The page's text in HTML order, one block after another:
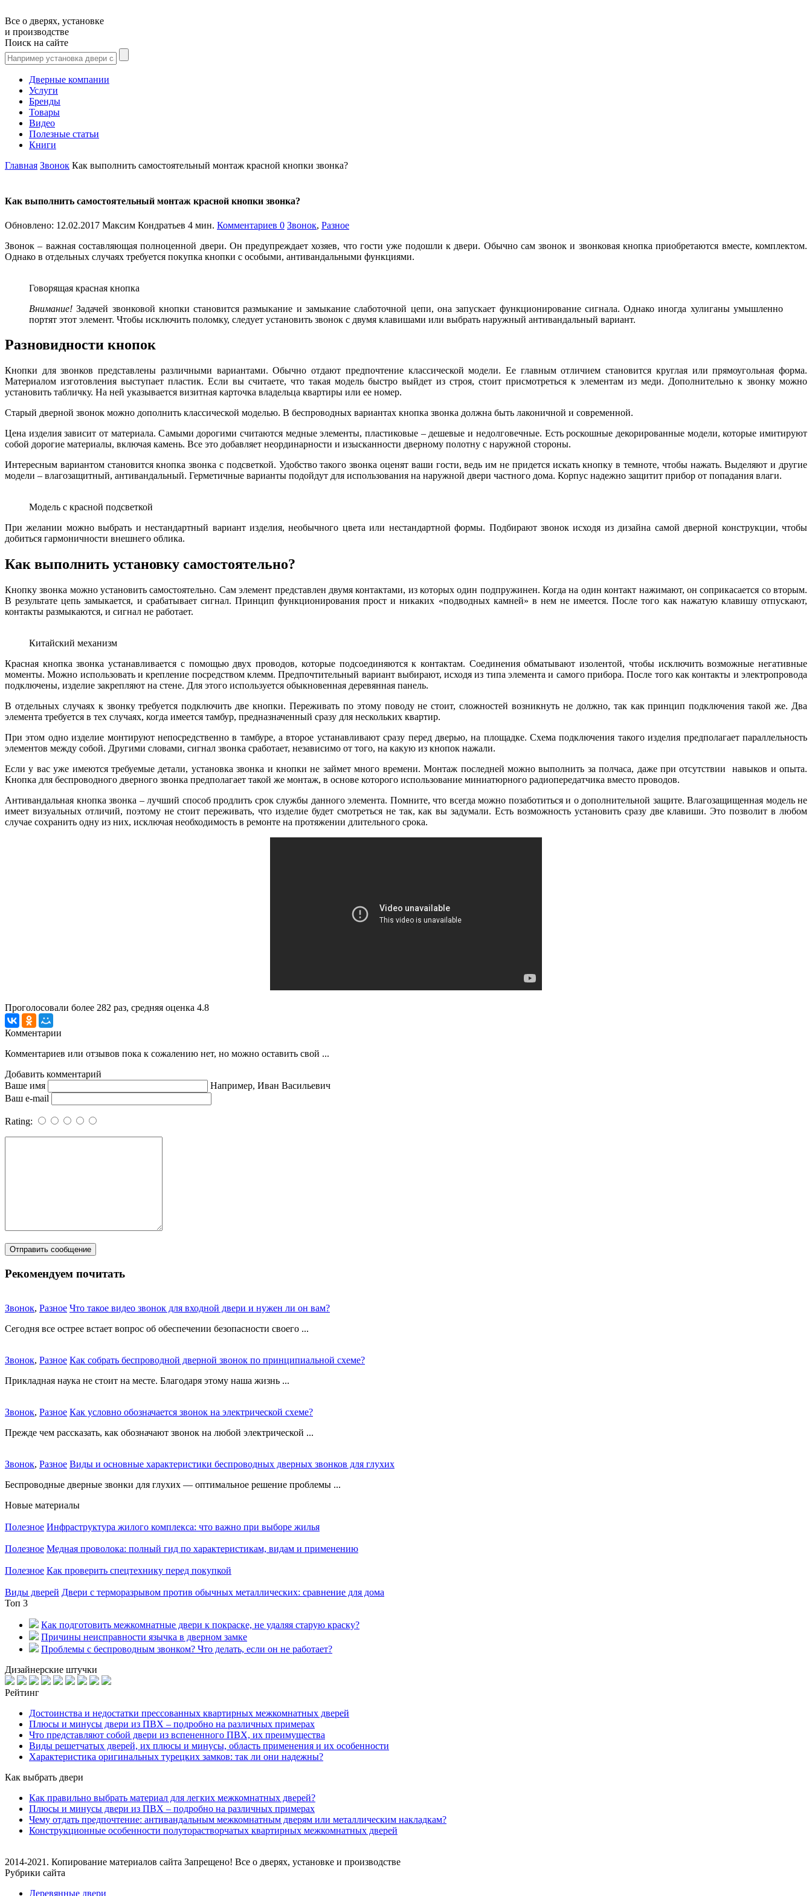
Все о дверях, установке
и производстве
Поиск на сайте
Дверные компании
Услуги
Бренды
Товары
Видео
Полезные статьи
Книги
Главная Звонок Как выполнить самостоятельный монтаж красной кнопки звонка?
Как выполнить самостоятельный монтаж красной кнопки звонка?
Обновлено: 12.02.2017 Максим Кондратьев 4 мин. Комментариев 0 Звонок, Разное
Звонок – важная составляющая полноценной двери. Он предупреждает хозяев, что гости уже подошли к двери. Обычно сам звонок и звонковая кнопка приобретаются вместе, комплектом.
Однако в отдельных случаях требуется покупка кнопки с особыми, антивандальными функциями.
Говорящая красная кнопка
Внимание!Задачей звонковой кнопки становится размыкание и замыкание слаботочной цепи, она запускает функционирование сигнала. Однако иногда хулиганы умышленно
портят этот элемент. Чтобы исключить поломку, следует установить звонок с двумя клавишами или выбрать наружный антивандальный вариант.
Разновидности кнопок
Кнопки для звонков представлены различными вариантами. Обычно отдают предпочтение классической модели. Ее главным отличием становится круглая или прямоугольная форма.
Материалом изготовления выступает пластик. Если вы считаете, что такая модель быстро выйдет из строя, стоит присмотреться к элементам из меди. Дополнительно к звонку можно
установить табличку. На ней указывается визитная карточка владельца квартиры или ее номер.
Старый дверной звонок можно дополнить классической моделью. В беспроводных вариантах кнопка звонка должна быть лаконичной и современной.
Цена изделия зависит от материала. Самыми дорогими считаются медные элементы, пластиковые – дешевые и недолговечные. Есть роскошные декорированные модели, которые имитируют
собой дорогие материалы, включая камень. Все это добавляет неординарности и изысканности дверному полотну с наружной стороны.
Интересным вариантом становится кнопка звонка с подсветкой. Удобство такого звонка оценят ваши гости, ведь им не придется искать кнопку в темноте, чтобы нажать. Выделяют и другие
модели – влагозащитный, антивандальный. Герметичные варианты подойдут для использования на наружной двери частного дома. Корпус надежно защитит прибор от попадания влаги.
Модель с красной подсветкой
При желании можно выбрать и нестандартный вариант изделия, необычного цвета или нестандартной формы. Подбирают звонок исходя из дизайна самой дверной конструкции, чтобы
добиться гармоничности внешнего облика.
Как выполнить установку самостоятельно?
Кнопку звонка можно установить самостоятельно. Сам элемент представлен двумя контактами, из которых один подпружинен. Когда на один контакт нажимают, он соприкасается со вторым.
В результате цепь замыкается, и срабатывает сигнал. Принцип функционирования прост и никаких «подводных камней» в нем не имеется. После того как нажатую клавишу отпускают,
контакты размыкаются, и сигнал не работает.
Китайский механизм
Красная кнопка звонка устанавливается с помощью двух проводов, которые подсоединяются к контактам. Соединения обматывают изолентой, чтобы исключить возможные негативные
моменты. Можно использовать и крепление посредством клемм. Предпочтительный вариант выбирают, исходя из типа элемента и самого прибора. После того как контакты и электропровода
подключены, изделие закрепляют на стене. Для этого используется обыкновенная деревянная панель.
В отдельных случаях к звонку требуется подключить две кнопки. Переживать по этому поводу не стоит, сложностей возникнуть не должно, так как принцип подключения такой же. Два
элемента требуется в тех случаях, когда имеется тамбур, предназначенный сразу для нескольких квартир.
При этом одно изделие монтируют непосредственно в тамбуре, а второе устанавливают сразу перед дверью, на площадке. Схема подключения такого изделия предполагает параллельность
элементов между собой. Другими словами, сигнал звонка сработает, независимо от того, на какую из кнопок нажали.
Если у вас уже имеются требуемые детали, установка звонка и кнопки не займет много времени. Монтаж последней можно выполнить за полчаса, даже при отсутствии навыков и опыта.
Кнопка для беспроводного дверного звонка предполагает такой же монтаж, в основе которого использование миниатюрного радиопередатчика вместо проводов.
Антивандальная кнопка звонка – лучший способ продлить срок службы данного элемента. Помните, что всегда можно позаботиться и о дополнительной защите. Влагозащищенная модель не
имеет визуальных отличий, поэтому не стоит переживать, что изделие будет смотреться не так, как вы задумали. Есть возможность установить сразу две клавиши. Это позволит в любом
случае сохранить одну из них, исключая необходимость в ремонте на протяжении длительного срока.
Проголосовали более 282 раз, средняя оценка 4.8
Комментарии
Комментариев или отзывов пока к сожалению нет, но можно оставить свой ...
Добавить комментарий
Ваше имя
Например, Иван Васильевич
Ваш e-mail
Rating:
Рекомендуем почитать
Звонок, Разное Что такое видео звонок для входной двери и нужен ли он вам?
Сегодня все острее встает вопрос об обеспечении безопасности своего ...
Звонок, Разное Как собрать беспроводной дверной звонок по принципиальной схеме?
Прикладная наука не стоит на месте. Благодаря этому наша жизнь ...
Звонок, Разное Как условно обозначается звонок на электрической схеме?
Прежде чем рассказать, как обозначают звонок на любой электрической ...
Звонок, Разное Виды и основные характеристики беспроводных дверных звонков для глухих
Беспроводные дверные звонки для глухих — оптимальное решение проблемы ...
Новые материалы
Полезное Инфраструктура жилого комплекса: что важно при выборе жилья
Полезное Медная проволока: полный гид по характеристикам, видам и применению
Полезное Как проверить спецтехнику перед покупкой
Виды дверей Двери с терморазрывом против обычных металлических: сравнение для дома
Топ 3
Как подготовить межкомнатные двери к покраске, не удаляя старую краску?
Причины неисправности язычка в дверном замке
Проблемы с беспроводным звонком? Что делать, если он не работает?
Дизайнерские штучки
Рейтинг
Достоинства и недостатки прессованных квартирных межкомнатных дверей
Плюсы и минусы двери из ПВХ – подробно на различных примерах
Что представляют собой двери из вспененного ПВХ, их преимущества
Виды решетчатых дверей, их плюсы и минусы, область применения и их особенности
Характеристика оригинальных турецких замков: так ли они надежны?
Как выбрать двери
Как правильно выбрать материал для легких межкомнатных дверей?
Плюсы и минусы двери из ПВХ – подробно на различных примерах
Чему отдать предпочтение: антивандальным межкомнатным дверям или металлическим накладкам?
Конструкционные особенности полуторастворчатых квартирных межкомнатных дверей
2014-2021. Копирование материалов сайта Запрещено! Все о дверях, установке и производстве
Рубрики сайта
Деревянные двери